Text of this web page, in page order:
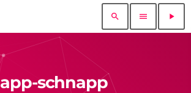
search menu play_arrow
app-schnapp